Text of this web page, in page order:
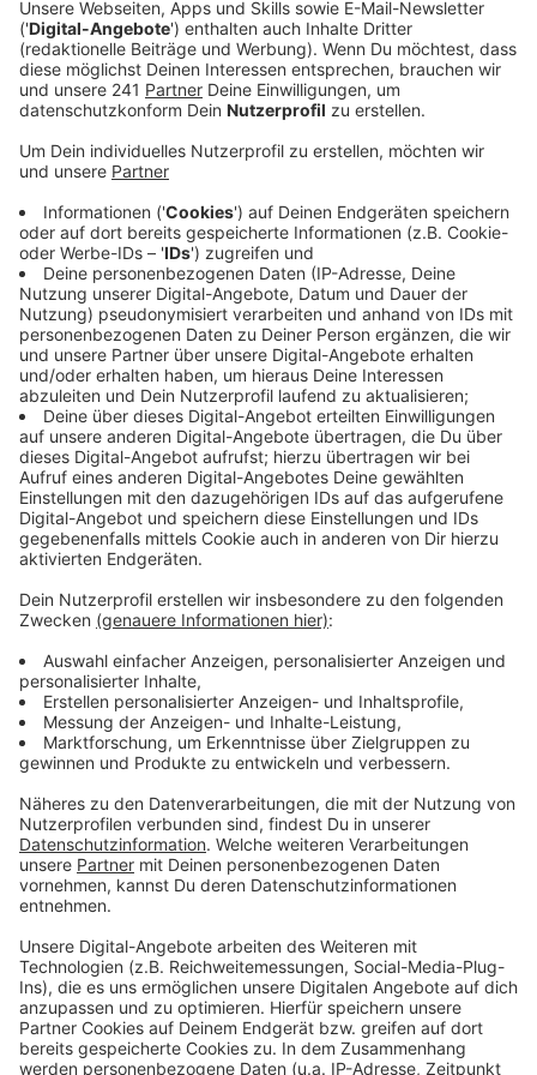
Veröffentlicht:Freitag, 23.01.2026 12:14
Anzeige
Minijobber bekommen durch den neuen Mindestlohn
jetzt 1,08€ mehr pro Stunde. Ob dieses Geld aber
wirklich ankommt, da hat die Gewerkschaft ihre
Zweifel. Deshalb rät sie allen Arbeitnehmern ganz
genau auf ihre Lohnabrechnung zu schauen und zu
checken, ob wirklich mehr Geld angekommen ist.
Besonders solle laut NGG auf die Arbeitszeit geachtet
und überprüft werden, ob diese mit den tatsächlich
geleisteten Stunden übereinstimmt. Um Minijobber zu
schützen fordert die Gewerkschaft eine stärkere
Kontrolle der Betriebe von Politik und Zoll. Insgesamt
arbeiten nach Angaben der NGG rund 14.300
Menschen in einem Minijob bei uns in der Stadt.
Anzeige
Weitere Meldungen aus Leverkusen
Anzeige
Flüchtlingsunterkunft in Leverkusen soll saniert
werden
Nach Zählung: Artenvielfalt der Vögel in
Leverkusen
wegen US-Zöllen
Anzeige